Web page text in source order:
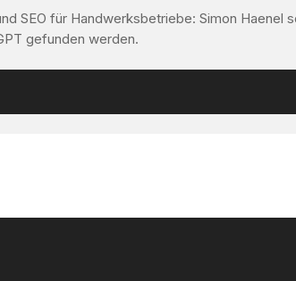
SEO für Handwerksbetriebe: Simon
gefunden werden.